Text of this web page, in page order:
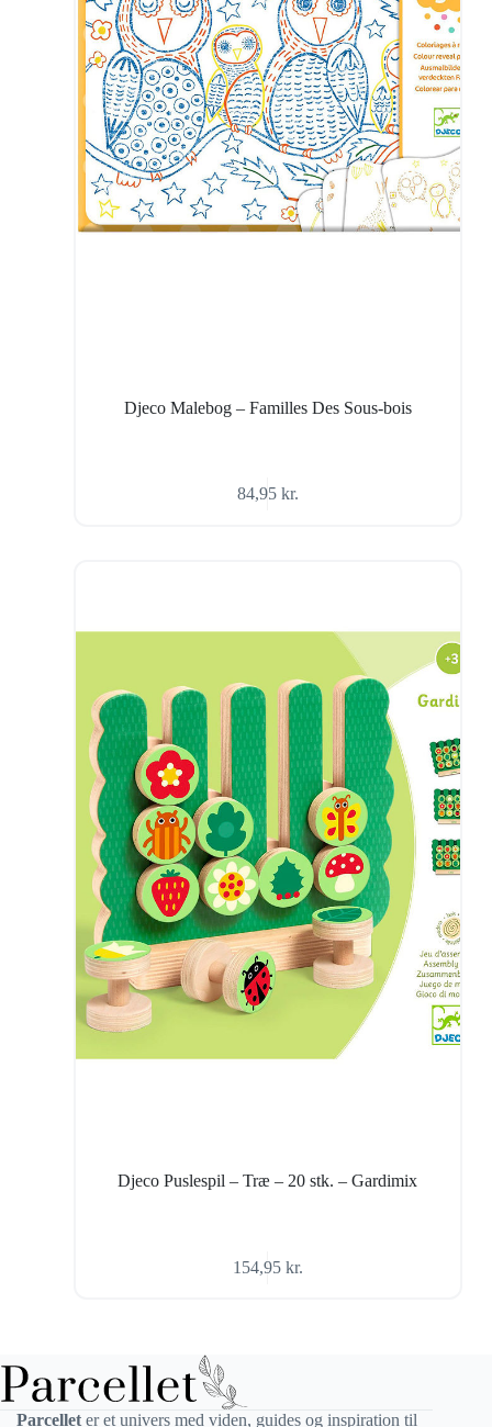
Djeco Malebog – Familles Des Sous-bois
84,95 kr.
Djeco Puslespil – Træ – 20 stk. – Gardimix
154,95 kr.
Parcelleter et univers med viden, guides og inspiration til